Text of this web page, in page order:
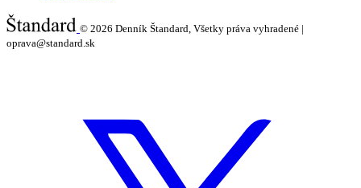
© 2026 Denník Štandard, Všetky práva vyhradené |
oprava@standard.sk